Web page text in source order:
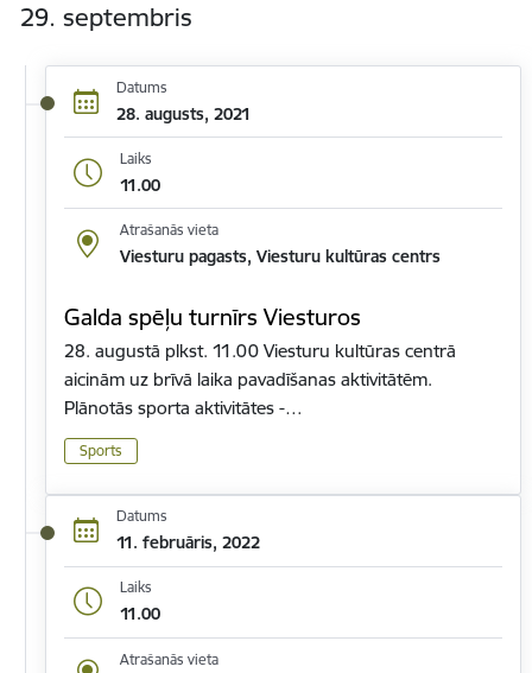
29. septembris
Datums
28. augusts, 2021
Laiks
11.00
Atrašanās vieta
Viesturu pagasts, Viesturu kultūras centrs
Galda spēļu turnīrs Viesturos
28. augustā plkst. 11.00 Viesturu kultūras centrā
aicinām uz brīvā laika pavadīšanas aktivitātēm.
Plānotās sporta aktivitātes -…
Sports
Datums
11. februāris, 2022
Laiks
11.00
Atrašanās vieta